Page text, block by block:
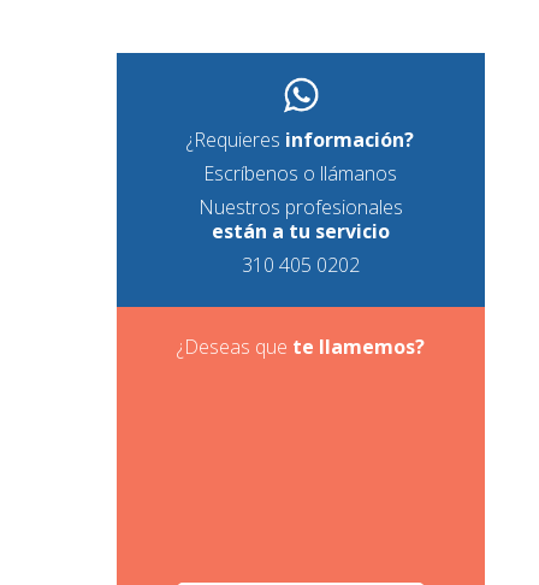
¿Requieres información?
Escríbenos o llámanos
Nuestros profesionales
están a tu servicio
310 405 0202
¿Deseas que te llamemos?